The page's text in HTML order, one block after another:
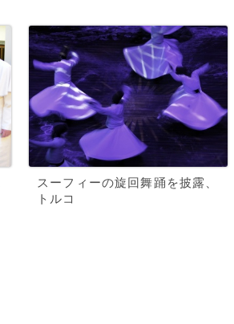
スーフィーの旋回舞踊を披露、
トルコ